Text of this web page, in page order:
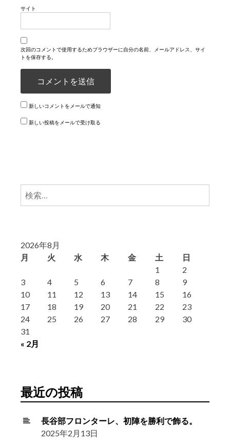
サイト
次回のコメントで使用するためブラウザーに自分の名前、メールアドレス、サイ
トを保存する。
新しいコメントをメールで通知
新しい投稿をメールで受け取る
検
2026年8月
月
火 水 木 金 土 日
« 2月
1
2
3
4 5 6 7 8
9
10
11 12 13 14 15
16
17
18 19 20 21 22
23
24
25 26 27 28 29
30
31
最近の投稿
長谷部フロンターレ、初陣を勝利で飾る。
2025年2月13日